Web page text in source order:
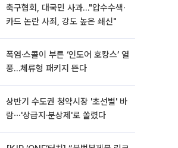
축구협회, 대국민 사과…"압수수색·
카드 논란 사죄, 강도 높은 쇄신"
폭염·스콜이 부른 ‘인도어 호캉스’ 열
풍…체류형 패키지 뜬다
상반기 수도권 청약시장 '초선별' 바
람⋯'상급지·분상제'로 쏠렸다